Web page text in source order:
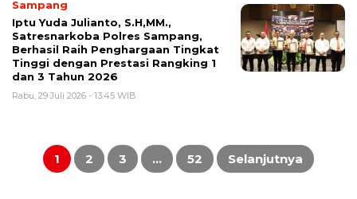
Sampang
Iptu Yuda Julianto, S.H,MM.,
Satresnarkoba Polres Sampang,
Berhasil Raih Penghargaan Tingkat
Tinggi dengan Prestasi Rangking 1
dan 3 Tahun 2026
Rabu, 29 Juli 2026 - 13:45 WIB
Paginasi
pos
1 2 3 … 52 Selanjutnya